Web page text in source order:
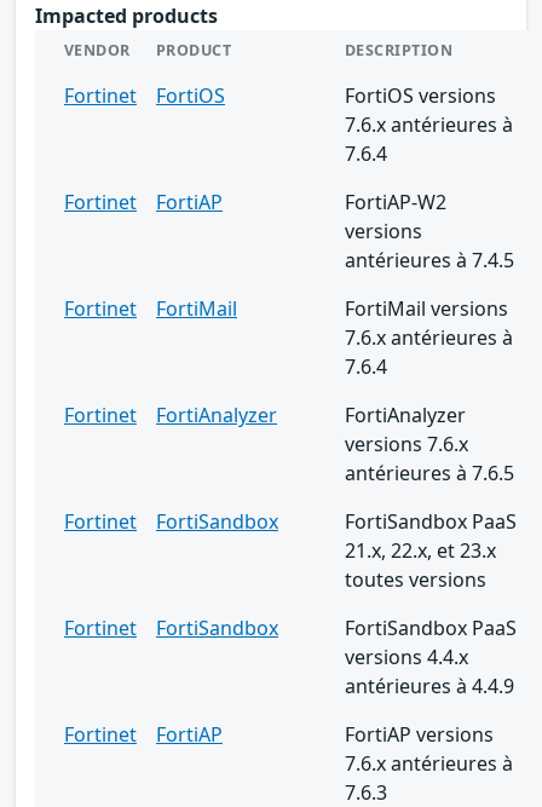
Impacted products
VENDOR PRODUCT DESCRIPTION
Fortinet FortiOS
FortiOS versions
7.6.x antérieures à
7.6.4
Fortinet
FortiAP
FortiAP-W2
versions
antérieures à 7.4.5
Fortinet
FortiMail
FortiMail versions
7.6.x antérieures à
7.6.4
Fortinet
FortiAnalyzer
FortiAnalyzer
versions 7.6.x
antérieures à 7.6.5
Fortinet
FortiSandbox
FortiSandbox PaaS
21.x, 22.x, et 23.x
toutes versions
Fortinet
FortiSandbox
FortiSandbox PaaS
versions 4.4.x
antérieures à 4.4.9
Fortinet
FortiAP
FortiAP versions
7.6.x antérieures à
7.6.3